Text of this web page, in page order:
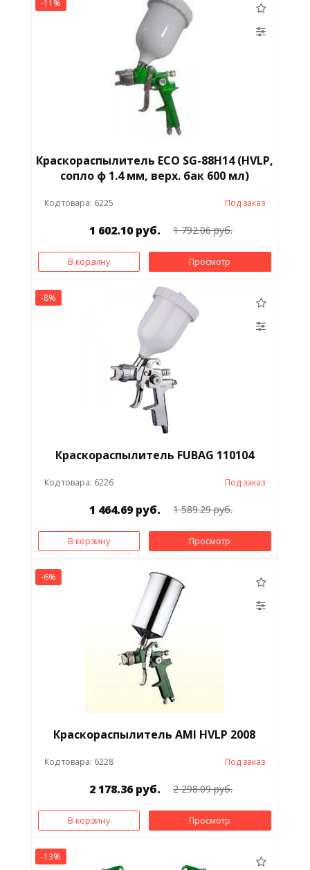
-11%
Краскораспылитель ECO SG-88Н14 (HVLP,
сопло ф 1.4 мм, верх. бак 600 мл)
Код товара: 6225 Под заказ
1 602.10 руб. 1 792.06 руб.
В корзину Просмотр
-8%
Краскораспылитель FUBAG 110104
Код товара: 6226 Под заказ
1 464.69 руб. 1 589.29 руб.
В корзину Просмотр
-6%
Краскораспылитель АМI HVLP 2008
Код товара: 6228 Под заказ
2 178.36 руб. 2 298.09 руб.
В корзину Просмотр
-13%